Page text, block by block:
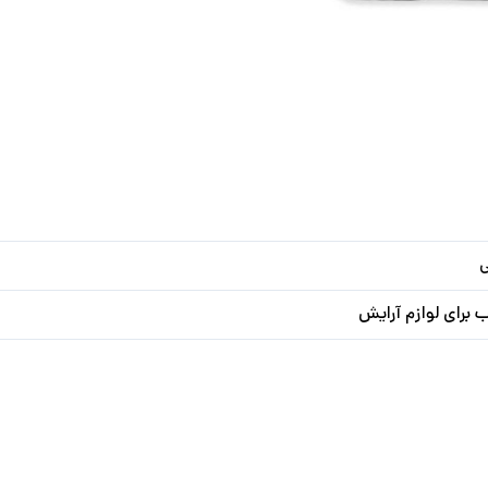
برای لوازم آرایش